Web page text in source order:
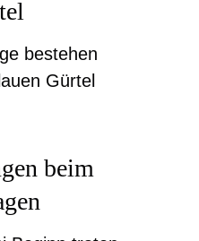
bestehen
Gürtel
beim